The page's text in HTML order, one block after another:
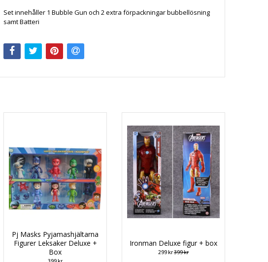
Set innehåller 1 Bubble Gun och 2 extra förpackningar bubbellösning
samt Batteri
Pj Masks Pyjamashjältarna
Figurer Leksaker Deluxe +
Box
Ironman Deluxe figur + box
299 kr399 kr